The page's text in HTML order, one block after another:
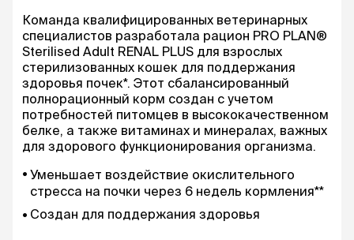
Команда квалифицированных ветеринарных
специалистов разработала рацион PRO PLAN®
Sterilised Adult RENAL PLUS для взрослых
стерилизованных кошек для поддержания
здоровья почек*. Этот сбалансированный
полнорационный корм создан с учетом
потребностей питомцев в высококачественном
белке, а также витаминах и минералах, важных
для здорового функционирования организма.
Уменьшает воздействие окислительного
стресса на почки через 6 недель кормления**
Создан для поддержания здоровья